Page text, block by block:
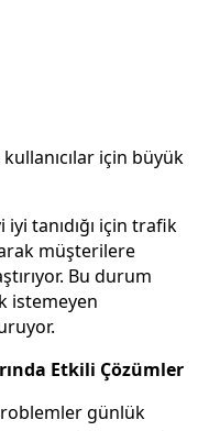
için büyük
tanıdığı için trafik
müşterilere
Bu durum
istemeyen
Etkili Çözümler
günlük